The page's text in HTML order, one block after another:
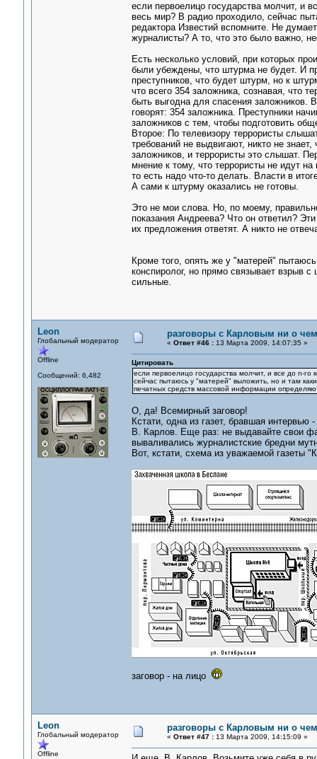
если первоелицо государства молчит, и
весь мир? В радио проходило, сейчас
редактора Известий вспомните. Не
журналисты? А то, что это было важно,
Есть несколько условий, при которых
были убеждены, что штурма не будет. И
преступников, что будет штурм, но к
что всего 354 заложника, сознавая, что
быть выгодна для спасения заложников.
говорят: 354 заложника. Преступники
заложников с тем, чтобы подготовить
Второе: По телевизору террористы
требований не выдвигают, никто не
заложников, и террористы это слышат.
мнение к тому, что террористы не идут
то есть надо что-то делать. Власти в
А сами к штурму оказались не готовы.
Это не мои слова. Но, по моему,
показания Андреева? Что он ответил?
их предложения ответят. А никто не
Кроме того, опять же у "матерей"
конспиролог, но прямо связывает взрыв
сильные.
Leon
Глобальный модератор
Offline
Сообщений: 6,482
разговоры с Карловым ни о
« Ответ #46 :13 Марта 2009, 14:07:35 »
Цитировать
если первоелицо государства молчит, и все до n-
сейчас пытаюсь у "матерей" выложить, но и там
печатных средств массовой информации
О, да! Всемирный заговор!
Кстати, одна из газет, бравшая интервью
В. Карлов. Еще раз: не выдавайте свои
вываливались журналистские бредни
Вот, кстати, схема из уважаемой газеты
заговор - на лицо
Leon
Глобальный модератор
Offline
разговоры с Карловым ни о
« Ответ #47 :13 Марта 2009, 14:15:09 »